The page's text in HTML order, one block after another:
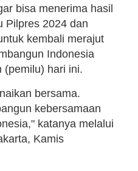
bisa menerima hasil
Pilpres 2024 dan
kembali merajut
Indonesia
(pemilu) hari ini.
bersama.
kebersamaan
katanya melalui
Kamis